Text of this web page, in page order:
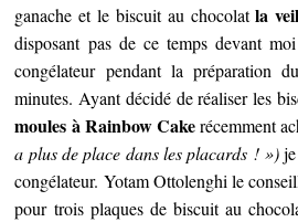
ganache et le biscuit au chocolatla
disposant pas de ce temps devant
congélateur pendant la préparation
minutes. Ayant décidé de réaliser les
moules à Rainbow Cakerécemment
a plus de place dans les placards ! »)
congélateur. Yotam Ottolenghi le
pour trois plaques de biscuit au